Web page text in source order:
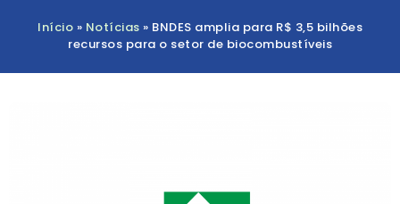
Início » Notícias » BNDES amplia para R$ 3,5 bilhões
recursos para o setor de biocombustíveis